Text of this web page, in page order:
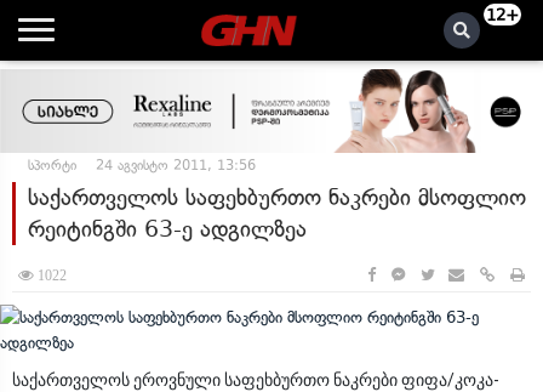
12+
სპორტი 24 აგვისტო 2011, 13:56
საქართველოს საფეხბურთო ნაკრები მსოფლიო
რეიტინგში 63-ე ადგილზეა
1022
საქართველოს ეროვნული საფეხბურთო ნაკრები ფიფა/კოკა-